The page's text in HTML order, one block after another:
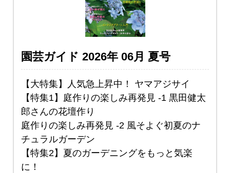
園芸ガイド 2026年 06月 夏号
【大特集】人気急上昇中！ ヤマアジサイ
【特集1】庭作りの楽しみ再発見 -1 黒田健太
郎さんの花壇作り
庭作りの楽しみ再発見 -2 風そよぐ初夏のナ
チュラルガーデン
【特集2】夏のガーデニングをもっと気楽
に！